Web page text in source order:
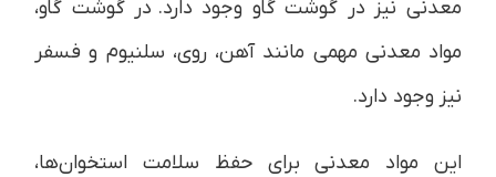
معدنی نیز در گوشت گاو وجود دارد. در گوشت گاو،
مواد معدنی مهمی مانند آهن، روی، سلنیوم و فسفر
نیز وجود دارد.
این مواد معدنی برای حفظ سلامت استخوان‌ها،